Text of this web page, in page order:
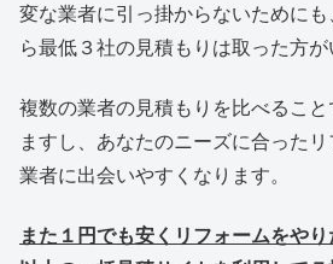
変な業者に引っ掛からないために
ら最低３社の見積もりは取った方が
複数の業者の見積もりを比べるこ
ますし、あなたのニーズに合った
業者に出会いやすくなります。
また１円でも安くリフォームをや